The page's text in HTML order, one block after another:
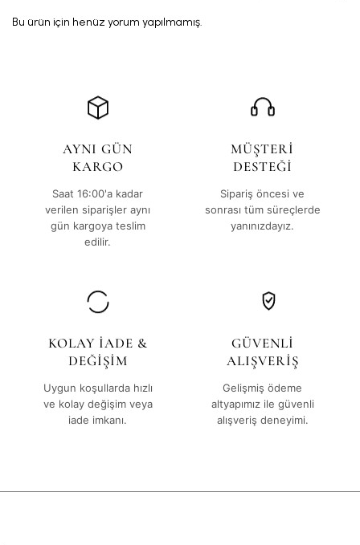
Bu ürün için henüz yorum yapılmamış.
AYNI GÜN
KARGO
Saat 16:00'a kadar
verilen siparişler aynı
gün kargoya teslim
edilir.
MÜŞTERİ
DESTEĞİ
Sipariş öncesi ve
sonrası tüm süreçlerde
yanınızdayız.
KOLAY İADE &
DEĞİŞİM
Uygun koşullarda hızlı
ve kolay değişim veya
iade imkanı.
GÜVENLİ
ALIŞVERİŞ
Gelişmiş ödeme
altyapımız ile güvenli
alışveriş deneyimi.